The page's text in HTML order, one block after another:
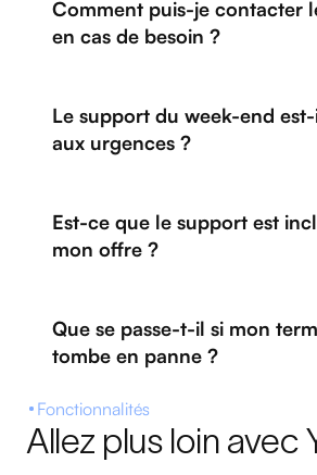
Comment puis-je contacter
en cas de besoin ?
Le support du week-end
aux urgences ?
Est-ce que le support est
mon offre ?
Que se passe-t-il si mon
tombe en panne ?
Fonctionnalités
Allez plus loin avec